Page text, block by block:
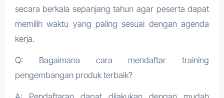
secara berkala sepanjang tahun agar peserta dapat
memilih waktu yang paling sesuai dengan agenda
kerja.
Q: Bagaimana cara mendaftar training
pengembangan produk terbaik?